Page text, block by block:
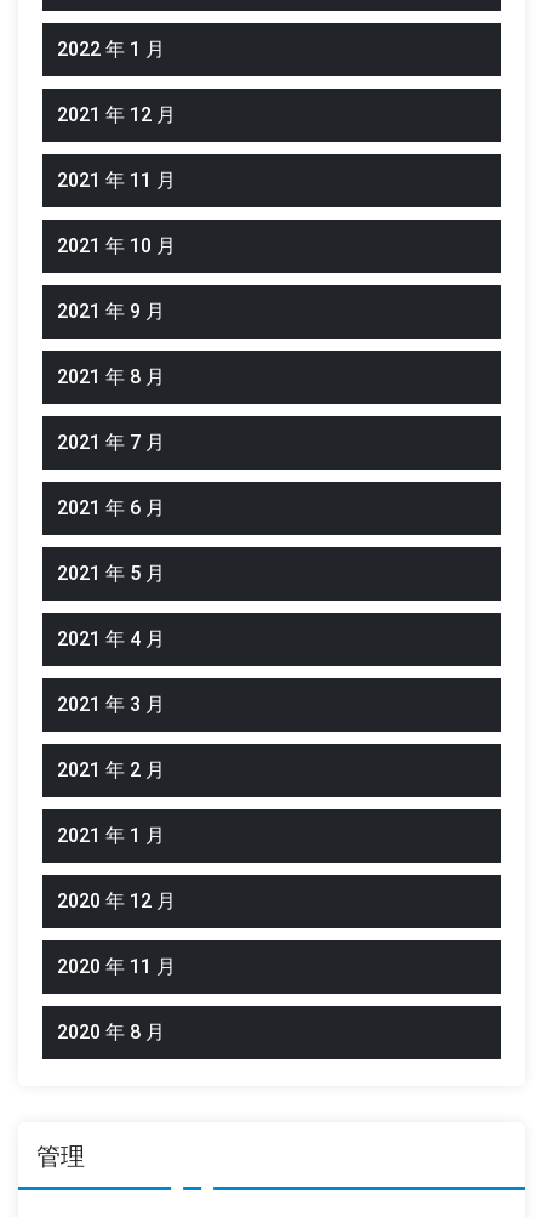
2022 年 1 月
2021 年 12 月
2021 年 11 月
2021 年 10 月
2021 年 9 月
2021 年 8 月
2021 年 7 月
2021 年 6 月
2021 年 5 月
2021 年 4 月
2021 年 3 月
2021 年 2 月
2021 年 1 月
2020 年 12 月
2020 年 11 月
2020 年 8 月
管理